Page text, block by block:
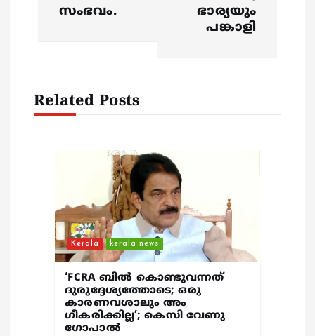
g
സംഭവം.
ഭാര്യയും
പങ്കാളി
Related Posts
Kerala kerala news
‘FCRA ബിൽ കൊണ്ടുവന്നത്
ദുരുദ്ദേശ്യത്തോടെ; ഒരു
കാരണവശാലും അം​
ഗീകരിക്കില്ല’; കെസി വേണു​
ഗോപാൽ